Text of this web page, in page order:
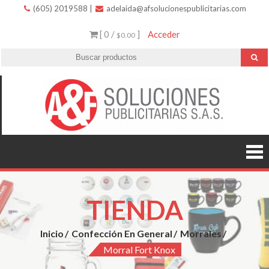
(605) 2019588 adelaida@afsolucionespublicitarias.com
[ 0 / $0.00] Acceder
TIENDA
Inicio Confección En General
Morrales
Morral Fort Knox